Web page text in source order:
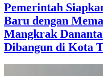
Pemerintah
Baru dengan
Mangkrak
Dibangun di Kota